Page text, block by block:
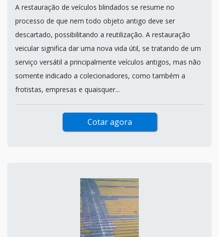
A restauração de veículos blindados se resume no
processo de que nem todo objeto antigo deve ser
descartado, possibilitando a reutilização. A restauração
veicular significa dar uma nova vida útil, se tratando de um
serviço versátil a principalmente veículos antigos, mas não
somente indicado a colecionadores, como também a
frotistas, empresas e quaisquer...
Cotar agora